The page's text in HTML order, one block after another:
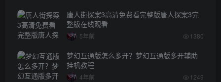
唐人街探案3高清免费看完整版唐人探案3完
整版在线观看
5年前 1380
梦幻互通版怎么多开？梦幻互通版多开辅助
挂机教程
4年前 1249